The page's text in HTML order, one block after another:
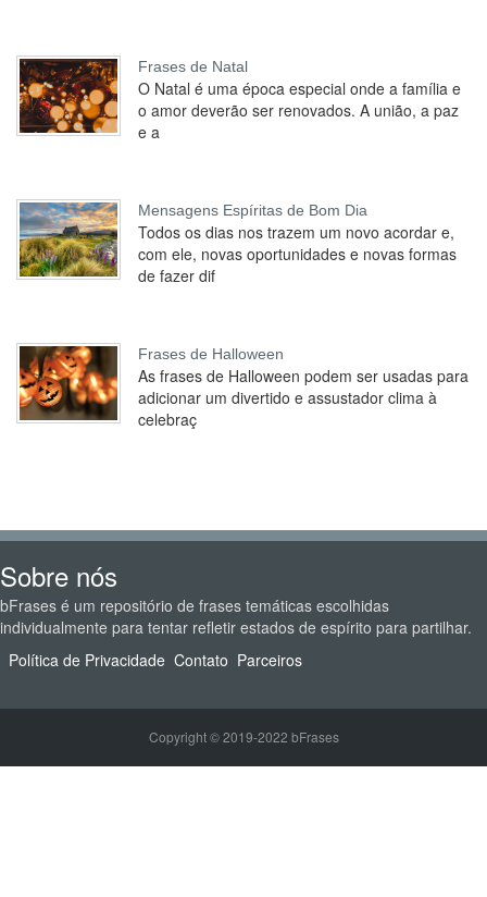
Frases de Natal
O Natal é uma época especial onde a família e
o amor deverão ser renovados. A união, a paz
e a
Mensagens Espíritas de Bom Dia
Todos os dias nos trazem um novo acordar e,
com ele, novas oportunidades e novas formas
de fazer dif
Frases de Halloween
As frases de Halloween podem ser usadas para
adicionar um divertido e assustador clima à
celebraç
Sobre nós
bFrases é um repositório de frases temáticas escolhidas
individualmente para tentar refletir estados de espírito para partilhar.
Política de Privacidade Contato Parceiros
Copyright © 2019-2022 bFrases